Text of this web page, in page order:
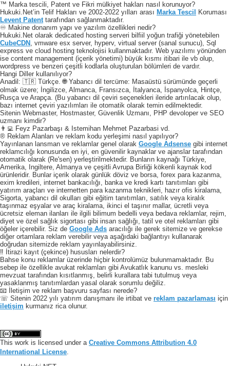
™ Marka tescili, Patent ve Fikri mülkiyet hakları nasıl korunuyor?
Hukuki.Net’in Telif Hakları ve 2002-2022 yılları arası Marka Tescil
Koruması
Levent Patenttarafından sağlanmaktadır.
♾️ Makine donanım yapı ve yazılım özellikleri nedir?
Hukuki.Net olarak dedicated hosting serveri bilfiil yoğun trafiği yönetebilen
CubeCDN , vmware esx server, hyperv, virtual server (sanal sunucu), Sql
express ve cloud hosting teknolojisi kullanmaktadır. Web yazılımı yönünden
ise content management (içerik yönetimi) büyük kısmı itibari ile vb olup,
wordpress ve benzeri çeşitli kodlarla oluşturulan bölümleri de vardır.
Hangi Diller kullanılıyor?
Anadil: 🇹🇷 Türkçe. 🌐 Yabancı dil tercüme: Masaüstü sürümünde geçerli
olmak üzere; İngilizce, Almanca, Fransızca, İtalyanca, İspanyolca, Hintçe,
Rusça ve Arapça. (Bu yabancı dil çeviri seçenekleri ileride artırılacak olup,
bazı internet çeviri yazılımları ile otomatik olarak temin edilmektedir.
Sitenin Webmaster, Hostmaster, Güvenlik Uzmanı, PHP devoloper ve SEO
uzmanı kimdir?
👨‍💻 Feyz Pazarbaşı & Istemihan Mehmet Pazarbasi vd.
® Reklam Alanları ve reklam kodu yerleşimi nasıl yapılıyor?
Yayınlanan lansman ve reklamlar genel olarak Google Adsense gibi internet
reklamcılığı konusunda en iyi, en güvenilir kaynaklar ve ajanslar tarafından
otomatik olarak (Re'sen) yerleştirilmektedir. Bunların kaynağı Türkiye,
Amerika, Ingiltere, Almanya ve çeşitli Avrupa Birliği kökenli kaynak kod
ürünleridir. Bunlar içerik olarak günlük döviz ve borsa, forex para kazanma,
exim kredileri, internet bankacılığı, banka ve kredi kartı tanıtımları gibi
yatırım araçları ve internetten para kazanma teknikleri, hazır ofis kiralama,
Sigorta, yabancı dil okulları gibi eğitim tanıtımları, satılık veya kiralık
taşınmaz eşyalar ve araç kiralama, ikinci el taşınır mallar, ücretli veya
ücretsiz eleman ilanları ile ilgili bilimum bedelli veya bedava reklamlar, rejim,
diyet ve özel sağlık sigortası gibi insan sağlığı, tatil ve otel reklamları gibi
öğeler içerebilir. Siz de Google Ads aracılığı ile gerek sitemize ve gerekse
diğer ortamlara reklam verebilir veya aşağıdaki bağlantıyı kullanarak
doğrudan sitemizde reklam yayınlayabilirsiniz.
‼️ İtirazi kayıt (çekince) hususları nelerdir?
Bahse konu reklamlar üzerinde hiçbir kontrolümüz bulunmamaktadır. Bu
sebep ile özellikle avukat reklamları gibi Avukatlık kanunu vs. mesleki
mevzuat tarafından kısıtlanmış, belirli kurallara tabi tutulmuş veya
yasaklanmış tanıtımlardan yasal olarak sorumlu değiliz.
📧 İletişim ve reklam başvuru sayfası nerede?
☏ Sitenin 2022 yılı yatırım danışmanı ile irtibat ve reklam pazarlaması için
iletişim kurmanız rica olunur.
This work is licensed under a Creative Commons Attribution 4.0
International License.